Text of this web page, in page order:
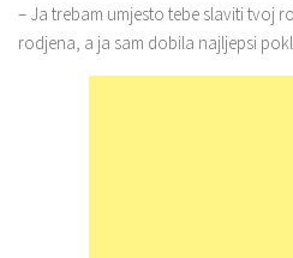
– Ja trebam umjesto tebe slaviti tvoj
rodjena, a ja sam dobila najljepsi